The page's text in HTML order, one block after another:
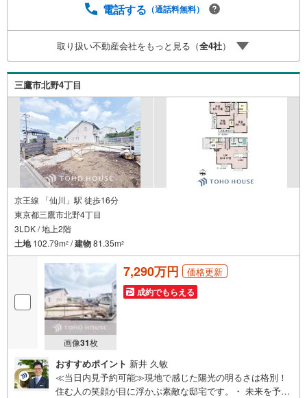
ございますのでご容赦ください。事前にご連絡をいただけ
がご一報ください。◆物件のご案内は◆弊社へのご来社、
お客様宅へのお迎え・最寄駅での待ち合わせ、物件周辺の
コンビニ等でお待ち合わせなど、ご希望をお伝えくださ
い。ご希望条件をお伝え頂けましたら、ご見学希望物件以
外の資料も用意して参ります。もちろん他の物件も併せて
ご案内させていただきます。
電話する （通話料無料）
取り扱い不動産会社をもっと見る（全4社）
三鷹市北野4丁目
京王線 「仙川」駅 徒歩16分
東京都三鷹市北野4丁目
3LDK / 地上2階
土地102.79m2 /建物81.35m2
画像31枚
7,290万円 価格更新
成約でもらえる
おすすめポイント 新井 久敏
≪当日内見予約可能≫現地で感じた陽光の明るさは格別！
住む人の笑顔が目に浮かぶ素敵な邸宅です。・ 未来を予測